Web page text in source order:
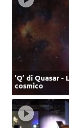
‘Q’ di Quasar
cosmico